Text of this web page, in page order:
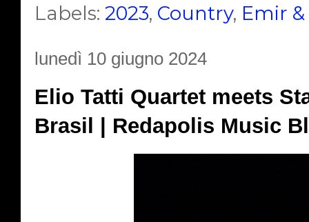
Labels: 2023, Country, Emir
lunedì 10 giugno 2024
Elio Tatti Quartet meets
Brasil | Redapolis Music